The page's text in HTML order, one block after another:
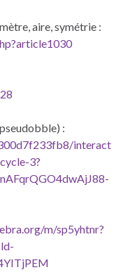
aire, symétrie :
:
interact
3?
m/sp5yhtnr?